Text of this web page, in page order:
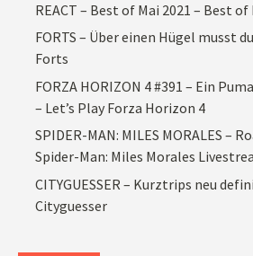
REACT – Best of Mai 2021 – Best
FORTS – Über einen Hügel musst
Forts
FORZA HORIZON 4 #391 – Ein
– Let’s Play Forza Horizon 4
SPIDER-MAN: MILES MORALES –
Spider-Man: Miles Morales
CITYGUESSER – Kurztrips neu
Cityguesser